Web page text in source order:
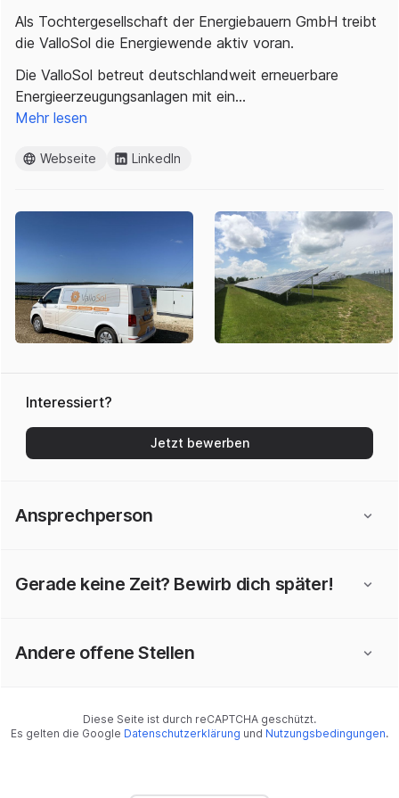
Als Tochtergesellschaft der Energiebauern GmbH treibt
die ValloSol die Energiewende aktiv voran.
Die ValloSol betreut deutschlandweit erneuerbare
Energieerzeugungsanlagen mit ein…
Mehr lesen
Webseite LinkedIn
Interessiert?
Jetzt bewerben
Ansprechperson
Gerade keine Zeit? Bewirb dich später!
Andere offene Stellen
Diese Seite ist durch reCAPTCHA geschützt.
Es gelten die Google Datenschutzerklärung und Nutzungsbedingungen.